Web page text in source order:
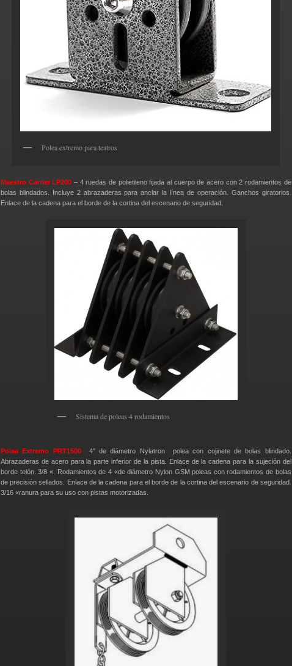
Polea extremo para teatros
Maestro Carrier LP200 – 4 ruedas de polietileno fijada al cuerpo de acero con 2 rodamientos de
bolas blindados. Incluye 2 abrazaderas para anclar la línea de operación. Ganchos giratorios.
Enlace de la cadena para el borde de la cortina del escenario de seguridad.
Sistema de poleas 4 rodamientos
Polea Extremo PRT15004″ de diámetro Nylatron polea con cojinete de bolas blindado.
Abrazaderas de acero para la parte inferior de la pista. Enlace de la cadena para la sujeción del
borde telón. 3/8 «. Rodamientos de 4 «de diámetro Nylon GSM poleas con rodamientos de bolas
de precisión sellados. Enlace de la cadena para el borde de la cortina del escenario de seguridad.
3/16 «ranura para su uso con pistas motorizadas.